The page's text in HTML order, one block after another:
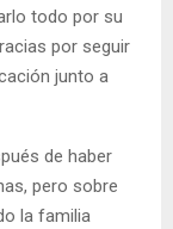
todo por su
por seguir
junto a
de haber
pero sobre
la familia